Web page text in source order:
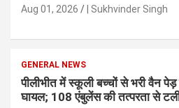
Aug 01, 2026 | Sukhvinder Singh
GENERAL NEWS
पीलीभीत में स्कूली बच्चों से भरी वैन
घायल; 108 एंबुलेंस की तत्परता से